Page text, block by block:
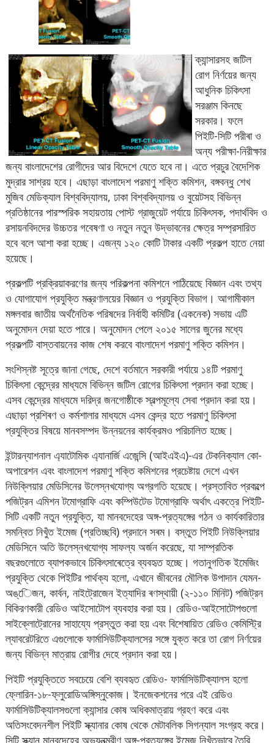
ক্যান্সারসহ জটিল
রোগ নির্ণয়ের জন্য
আধুনিক চিকিৎসা
সরঞ্জাম কিনছে
সরকার। ফলে
পিইটি-সিটি পরীৰা ও
অন্য পরীক্ষা-নিরীক্ষার
জন্য বাংলাদেশের রোগীদের আর বিদেশে যেতে হবে না। এতে প্রচুর বৈদেশিক
মুদ্রার সাশ্রয় হবে। এছাড়া বাংলাদেশ পরমাণু শক্তি কমিশন, বঙ্গবন্ধু শেখ
মুজিব মেডিক্যাল বিশ্ববিদ্যালয়, ঢাকা বিশ্ববিদ্যালয় ও বুয়েটসহ বিভিন্ন
প্রতিষ্ঠানের পারস্পরিক সহায়তায় পোস্ট গ্রাজুয়েট পর্যায়ে চিকিৎসক, পদার্থবিদ ও
রসায়নবিদদের উচ্চতর গবেষণা ও নতুন নতুন উদ্ভাবনের ক্ষেত্র সম্প্রসারিত
হবে বলে আশা করা হচ্ছে। এজন্য ১২০ কোটি টাকার একটি প্রকল্প হাতে নেয়া
হয়েছে।
প্রকল্পটি প্রক্রিয়াকরণের জন্য পরিকল্পনা কমিশনে পাঠিয়েছে বিজ্ঞান এবং তথ্য
ও যোগাযোগ প্রযুক্তি মন্ত্রণালয়ের বিজ্ঞান ও প্রযুক্তি বিভাগ। আগামীকাল
মঙ্গলবার জাতীয় অর্থনৈতিক পরিষদের নির্বাহী কমিটির (একনেক) সভায় এটি
অনুমোদন দেয়া হতে পারে। অনুমোদন পেলে ২০১৫ সালের জুনের মধ্যে
প্রকল্পটি বাস্তবায়নের কাজ শেষ করবে বাংলাদেশ পরমাণু শক্তি কমিশন।
সংশিস্নষ্ট সূত্রে জানা গেছে, দেশে বর্তমানে সরকারী পর্যায়ে ১৪টি পরমাণু
চিকিৎসা কেন্দ্রের মাধ্যমে বিভিন্ন জটিল রোগের চিকিৎসা প্রদান করা হচ্ছে।
এসব কেন্দ্রের মাধ্যমে দরিদ্র জনগোষ্ঠীকে স্বল্পমূল্যে সেবা প্রদান করা হয়।
এছাড়া প্রশিৰণ ও কর্মশালার মাধ্যমে এসব কেন্দ্র হতে পরমাণু চিকিৎসা
প্রযুক্তির বিষয়ে মানবসম্পদ উন্নয়নের কার্যক্রমও পরিচালিত হচ্ছে।
ইন্টারন্যাশনাল এ্যাটোমিক এ্যানার্জি এজেন্সি (আইএইএ)-এর টেকনিক্যাল কো-
অপারেশন এবং বাংলাদেশ পরমাণু শক্তি কমিশনের প্রচেষ্টায় দেশে এখন
নিউক্লিয়ার মেডিসিনের উলেস্নখযোগ্য অগ্রগতি হয়েছে। প্রস্তাবিত প্রকল্পে
পজিট্রন এমিশন টমোগ্রাফি এবং কম্পিউটেড টমোগ্রাফি অর্থাৎ একত্রে পিইটি-
সিটি একটি নতুন প্রযুক্তি, যা মানবদেহের অঙ্গ-প্রত্যঙ্গের গঠন ও কার্যকারিতার
সমন্বিত নিখুঁত ইমেজ (প্রতিচ্ছবি) প্রদানে সৰম। বস্তুত পিইটি নিউক্লিয়ার
মেডিসিনে অতি উলেস্নখযোগ্য সাফল্য অর্জন করেছে, যা সাম্প্রতিক
বছরগুলোতে ব্যাপকভাবে চিকিৎসাৰেত্রে ব্যবহৃত হচ্ছে। গতানুগতিক ইমেজিং
প্রযুক্তি থেকে পিইটির পার্থক্য হলো, এখানে জীবনের মৌলিক উপাদান যেমন-
অঙ্েিজন, কার্বন, নাইট্রোজেন ইত্যাদির ৰণস্থায়ী (২-১১০ মিনিট) পজিট্রন
বিকিরণকারী রেডিও আইসোটোপ ব্যবহার করা হয়। রেডিও-আইসোটোপগুলো
সাইক্লোট্রোনের সাহায্যে প্রস্তুত করা হয় এবং বিশেষায়িত রেডিও কেমিস্ট্রি
ল্যাবরেটরিতে এগুলোকে ফার্মাসিউটিক্যালসের সঙ্গে যুক্ত করে তা রোগ নির্ণয়ের
জন্য বিভিন্ন মাত্রায় রোগীর দেহে প্রদান করা হয়।
পিইটি প্রযুক্তিতে সবচেয়ে বেশি ব্যবহৃত রেডিও- ফার্মাসিউটিক্যালস হলো
ফ্লোরিন-১৮-ফ্লুরোডিঅঙ্গিস্নুকোজ। ইনজেকশনের পরে এই রেডিও
ফার্মাসিউটিক্যালসগুলো ক্যান্সার কোষ অধিকমাত্রায় গ্রহণ করে এবং
অতিসংবেদনশীল পিইটি স্ক্যানার কোষ থেকে মেটাবলিক সিগন্যাল সংগ্রহ করে।
সিটি স্ক্যান মানবদেহের অভ্যনত্মরীণ অঙ্গ-প্রত্যঙ্গের ইমেজ নিখুঁতভাবে তৈরি